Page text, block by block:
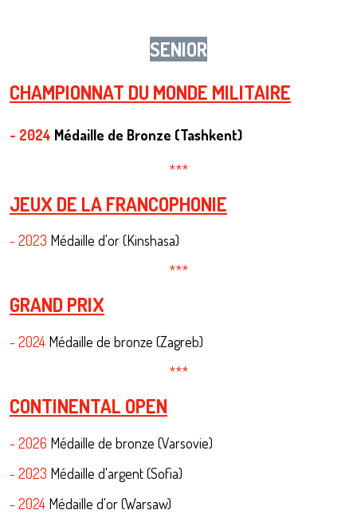
SENIOR
CHAMPIONNAT DU MONDE MILITAIRE
- 2024 Médaille de Bronze (Tashkent)
***
JEUX DE LA FRANCOPHONIE
- 2023 Médaille d'or (Kinshasa)
***
GRAND PRIX
- 2024 Médaille de bronze (Zagreb)
***
CONTINENTAL OPEN
- 2026 Médaille de bronze (Varsovie)
- 2023 Médaille d'argent (Sofia)
- 2024 Médaille d'or (Warsaw)